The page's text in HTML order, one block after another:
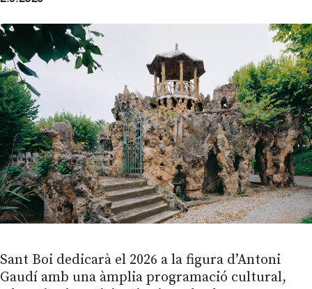
Sant Boi dedicarà el 2026 a la figura d’Antoni
Gaudí amb una àmplia programació cultural,